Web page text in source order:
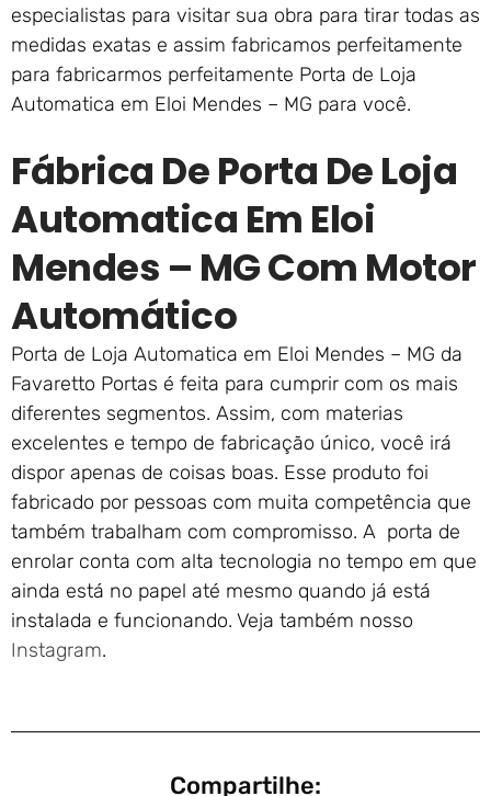
especialistas para visitar sua obra para tirar todas as
medidas exatas e assim fabricamos perfeitamente
para fabricarmos perfeitamente Porta de Loja
Automatica em Eloi Mendes – MG para você.
Fábrica De Porta De Loja
Automatica Em Eloi
Mendes – MG Com Motor
Automático
Porta de Loja Automatica em Eloi Mendes – MG da
Favaretto Portas é feita para cumprir com os mais
diferentes segmentos. Assim, com materias
excelentes e tempo de fabricação único, você irá
dispor apenas de coisas boas. Esse produto foi
fabricado por pessoas com muita competência que
também trabalham com compromisso. A porta de
enrolar conta com alta tecnologia no tempo em que
ainda está no papel até mesmo quando já está
instalada e funcionando. Veja também nosso
Instagram.
Compartilhe: